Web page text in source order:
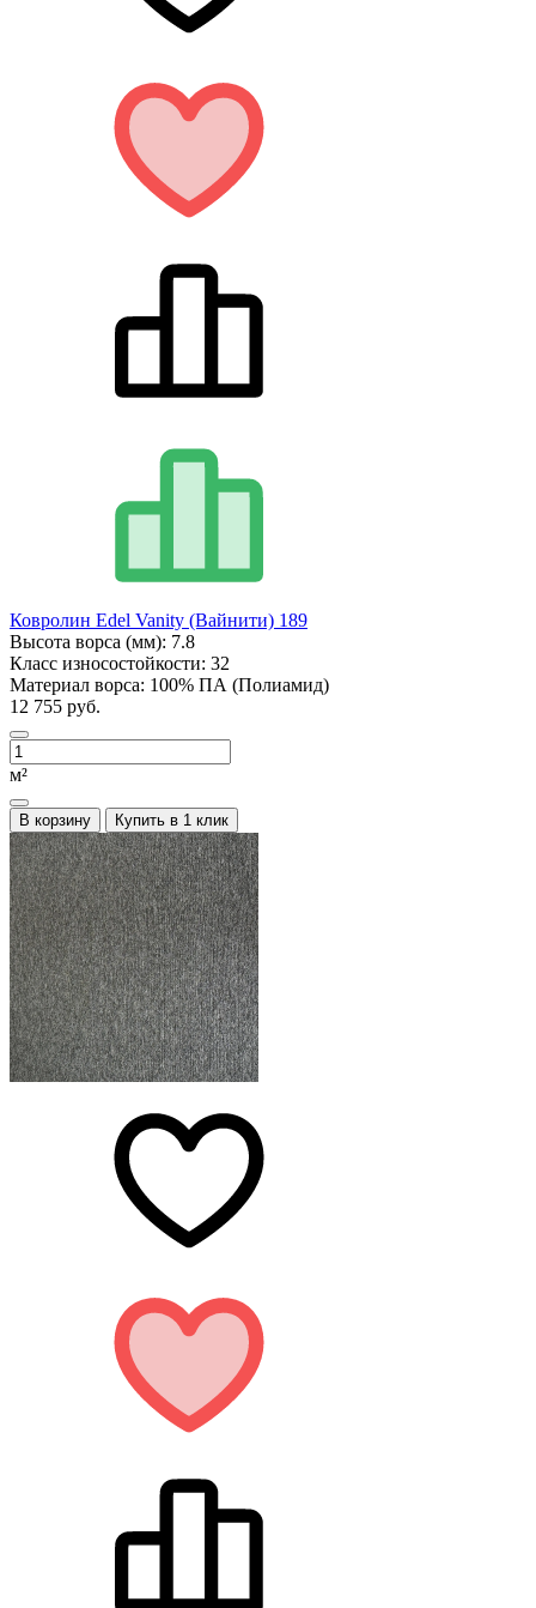
Ковролин Edel Vanity (Вайнити) 189
Высота ворса (мм): 7.8
Класс износостойкости: 32
Материал ворса: 100% ПА (Полиамид)
12 755 руб.
м²
В корзину Купить в 1 клик